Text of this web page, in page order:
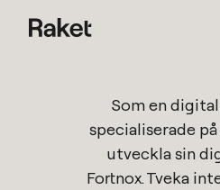
Som en
specialiserade
Fortnox. Tveka